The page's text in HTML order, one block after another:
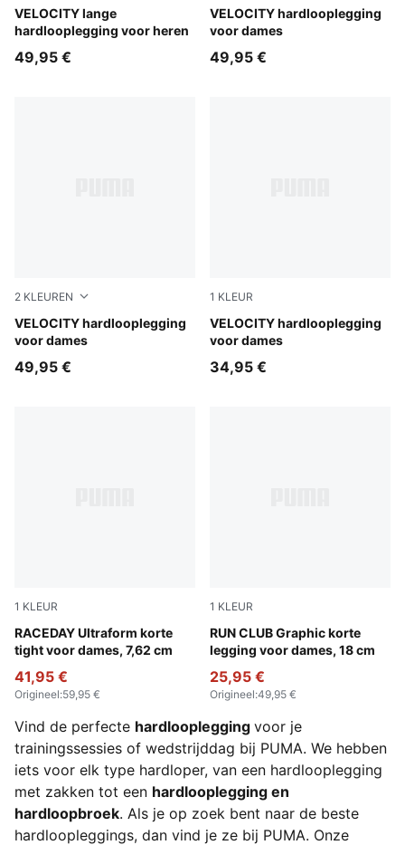
VELOCITY lange
hardlooplegging voor heren
Puma Black
49,95 €
VELOCITY hardlooplegging
voor dames
Inky Depths
49,95 €
2 KLEUREN
VELOCITY hardlooplegging
voor dames
Puma Black
49,95 €
1 KLEUR
VELOCITY hardlooplegging
voor dames
Puma Black
34,95 €
1 KLEUR
RACEDAY Ultraform korte
tight voor dames, 7,62 cm
Puma Black
41,95 €
Origineel:59,95 €
1 KLEUR
RUN CLUB Graphic korte
legging voor dames, 18 cm
Puma Black
25,95 €
Origineel:49,95 €
Vind de perfecte hardlooplegging voor je
trainingssessies of wedstrijddag bij PUMA. We hebben
iets voor elk type hardloper, van een hardlooplegging
met zakken tot een hardlooplegging en
hardloopbroek. Als je op zoek bent naar de beste
hardloopleggings, dan vind je ze bij PUMA. Onze